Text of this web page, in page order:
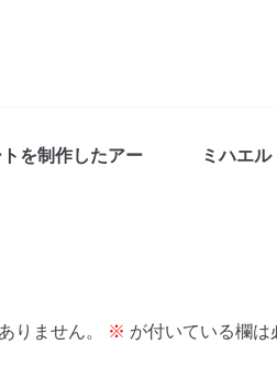
を制作したアー
ミハエ
りません。 ※ が付いている欄は